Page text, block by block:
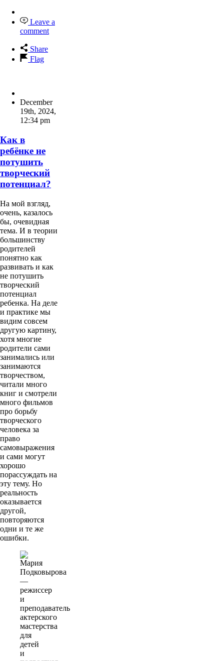
Leave a
comment
Share
Flag
December
19th, 2024,
12:34 pm
Как в
ребёнке не
потушить
творческий
потенциал?
На мой взгляд,
очень, казалось
бы, очевидная
тема. И в теории
большинству
родителей
понятно как
развивать и как
не потушить
творческий
потенциал
ребенка. На деле
и практике мы
видим совсем
другую картину,
хотя многие
родители сами
занимались или
занимаются
творчеством,
читали много
книг и смотрели
много фильмов
про борьбу
творческого
человека за
право
самовыражения
и сами могут
хорошо
порассуждать на
эту тему. Но
реальность
оказывается
другой,
повторяются
одни и те же
ошибки.